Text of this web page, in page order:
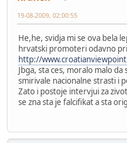
19-08-2009, 02:00:55
He,he, svidja mi se ova bela
hrvatski promoteri odavno
http://
Jbga, sta ces, moralo malo
smirivale nacionalne strasti i
Zato i postoje intervjui za
se zna sta je falcifikat a sta